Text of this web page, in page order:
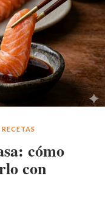
RECETAS
cómo
con